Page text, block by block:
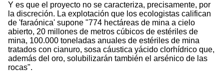
Y es que el proyecto no se caracteriza, precisamente, por
la discreción. La explotación que los ecologistas califican
de 'faraónica' supone "774 hectáreas de mina a cielo
abierto, 20 millones de metros cúbicos de estériles de
mina, 100.000 toneladas anuales de estériles de mina
tratados con cianuro, sosa cáustica yácido clorhídrico que,
además del oro, solubilizarán también el arsénico de las
rocas".